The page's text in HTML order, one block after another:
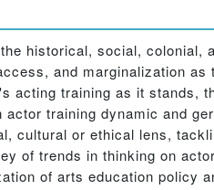
historical, social,
and marginalization
acting training as it stands,
training dynamic and
cultural or ethical lens,
of trends in thinking on
of arts education policy